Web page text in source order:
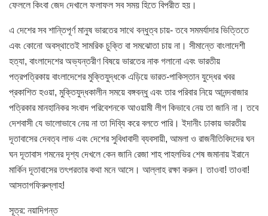
ফেললে কিংবা জেদ দেখালে ফলাফল সব সময় হিতে বিপরীত হয়।
এ দেশের সব শান্তিপূর্ণ মানুষ ভারতের সাথে বন্ধুত্ব চায়- তবে সমমর্যাদার ভিত্তিতে
এবং কোনো অবস্থাতেই সামরিক চুক্তি বা সমঝোতা চায় না। সীমান্তে বাংলাদেশী
হত্যা, বাংলাদেশের অভ্যন্তরীণ বিষয়ে ভারতের নাক গলানো এবং ভারতীয়
পত্রপত্রিকায় বাংলাদেশের মুক্তিযুদ্ধকে এড়িয়ে ভারত-পাকিস্তান যুদ্ধের খবর
প্রকাশিত হওয়া, মুক্তিযুদ্ধকালীন সময়ে বঙ্গবন্ধু এবং তার পরিবার নিয়ে আনন্দবাজার
পত্রিকার মানহানিকর সংবাদ পরিবেশনকে আওয়ামী লীগ কিভাবে নেয় তা জানি না। তবে
দেশবাসী যে ভালোভাবে নেয় না তা দিব্যি করে বলতে পারি। ইদানীং ঢাকায় ভারতীয়
দূতাবাসের দেবত্ব লাভ এবং দেশের সুবিধাবাদী ব্যবসায়ী, আমলা ও রাজনীতিবিদদের ঘন
ঘন দূতাবাস গমনের দৃশ্য দেখলে কেন জানি রেজা শাহ পাহলভির শেষ জমানায় ইরানে
মার্কিন দূতাবাসের তৎপরতার কথা মনে আসে। আল্লাহ রক্ষা করুন। তাওবা! তাওবা!
আসতাগফিরুল্লাহ!
সূত্র: নয়াদিগন্ত